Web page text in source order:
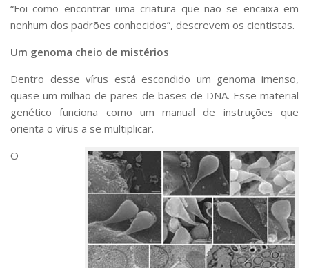
“Foi como encontrar uma criatura que não se encaixa em
nenhum dos padrões conhecidos”, descrevem os cientistas.
Um genoma cheio de mistérios
Dentro desse vírus está escondido um genoma imenso,
quase um milhão de pares de bases de DNA. Esse material
genético funciona como um manual de instruções que
orienta o vírus a se multiplicar.
O